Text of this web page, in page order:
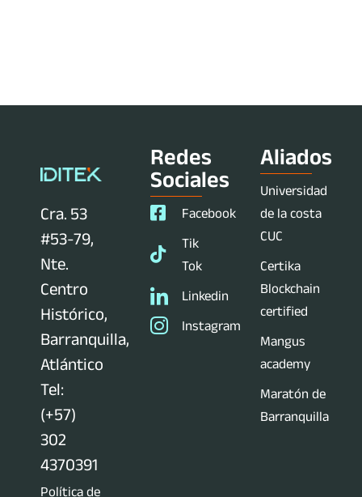
Cra. 53
#53-79,
Nte.
Centro
Histórico,
Barranquilla,
Atlántico
Tel:
(+57)
302
4370391
Política de
Redes
Sociales
Facebook
Tik
Tok
Linkedin
Instagram
Aliados
Universidad
de la costa
CUC
Certika
Blockchain
certified
Mangus
academy
Maratón de
Barranquilla